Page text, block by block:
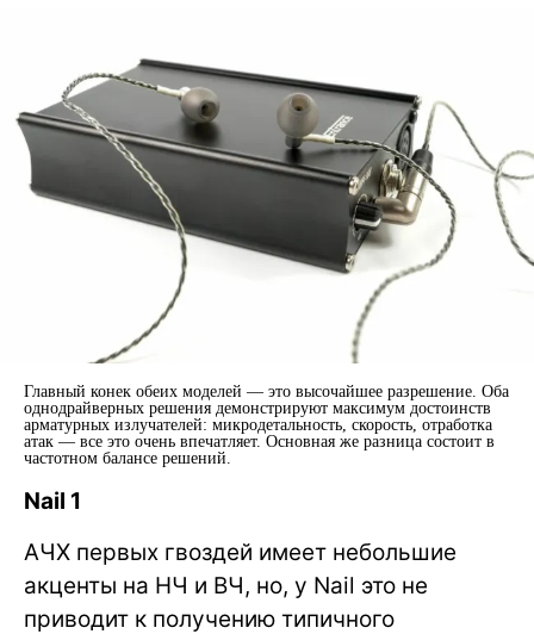
Главный конек обеих моделей — это высочайшее разрешение. Оба
однодрайверных решения демонстрируют максимум достоинств
арматурных излучателей: микродетальность, скорость, отработка
атак — все это очень впечатляет. Основная же разница состоит в
частотном балансе решений.
Nail 1
АЧХ первых гвоздей имеет небольшие
акценты на НЧ и ВЧ, но, у Nail это не
приводит к получению типичного